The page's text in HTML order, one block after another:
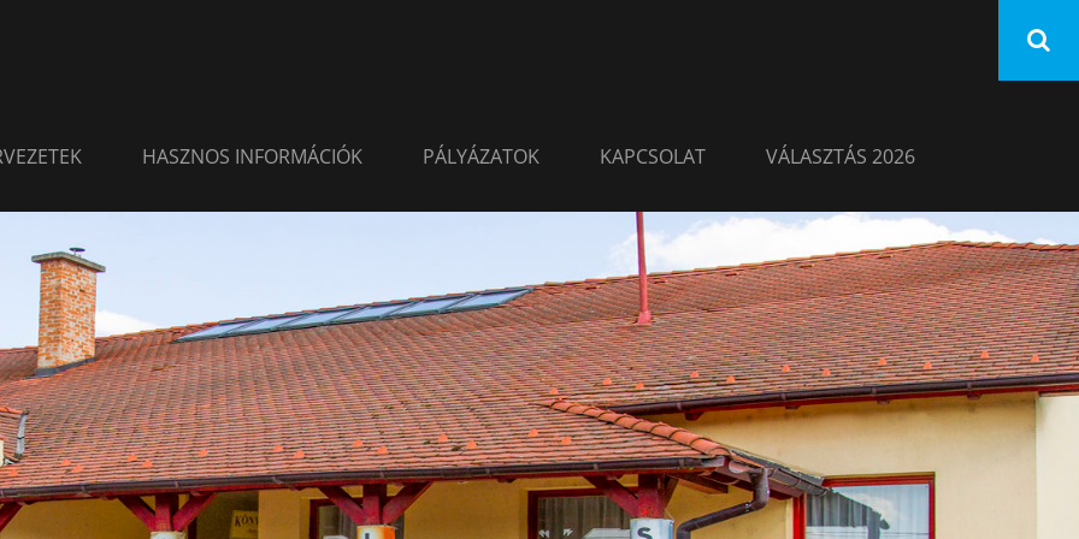
HASZNOS INFORMÁCIÓK PÁLYÁZATOK KAPCSOLAT VÁLASZTÁS 2026